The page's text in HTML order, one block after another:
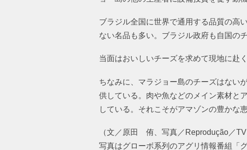
ない名品も多い。ブラジル政府も自国の
供している。肉や魚などのメイン素材と
している。それこそがアマゾンの豊かな
写真はグローボ系列のアグリ情報番組「
ル）で放送中。視聴の問い合わせは、